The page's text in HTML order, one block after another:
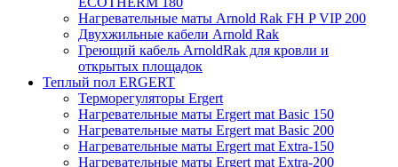
Нагревательные маты Arnold Rak FH P VIP 200
Двухжильные кабели Arnold Rak
Греющий кабель ArnoldRak для кровли и
открытых площадок
Теплый пол ERGERT
Терморегуляторы Ergert
Нагревательные маты Ergert mat Basic 150
Нагревательные маты Ergert mat Basic 200
Нагревательные маты Ergert mat Extra-150
Нагревательные маты Ergert mat Extra-200